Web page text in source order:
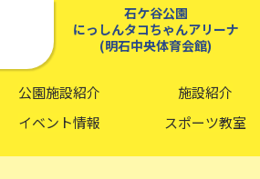
石ケ谷公園
にっしんタコちゃんアリーナ
(明石中央体育会館)
公園施設紹介 施設紹介
イベント情報
スポーツ教室